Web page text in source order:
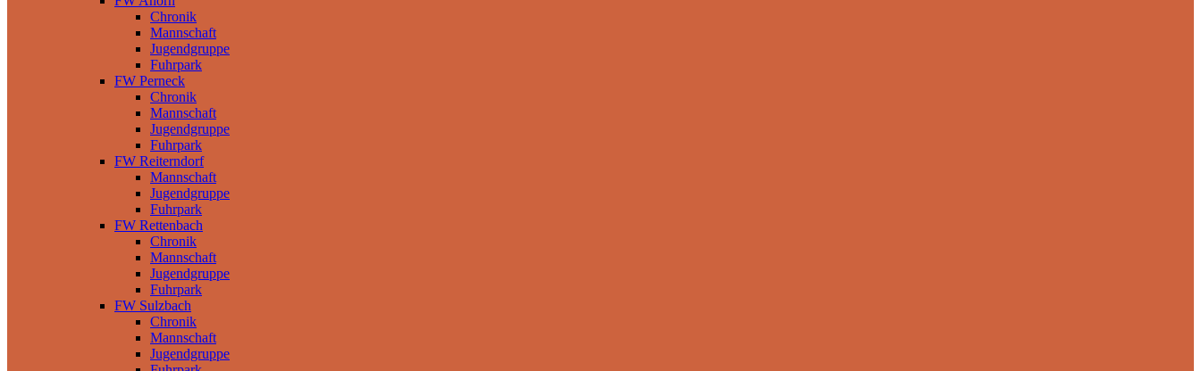
Chronik
Mannschaft
Jugendgruppe
Fuhrpark
FW Perneck
Chronik
Mannschaft
Jugendgruppe
Fuhrpark
FW Reiterndorf
Mannschaft
Jugendgruppe
Fuhrpark
FW Rettenbach
Chronik
Mannschaft
Jugendgruppe
Fuhrpark
FW Sulzbach
Chronik
Mannschaft
Jugendgruppe